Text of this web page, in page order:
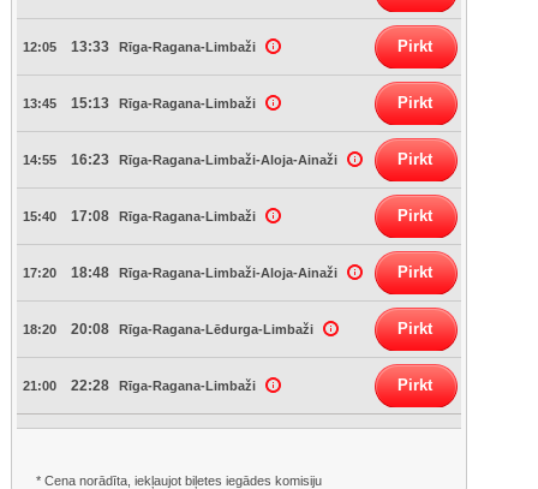
12:05 13:33 Rīga-Ragana-Limbaži Pirkt
13:45 15:13 Rīga-Ragana-Limbaži Pirkt
14:55 16:23 Rīga-Ragana-Limbaži-Aloja-Ainaži Pirkt
15:40 17:08 Rīga-Ragana-Limbaži Pirkt
17:20 18:48 Rīga-Ragana-Limbaži-Aloja-Ainaži Pirkt
18:20 20:08 Rīga-Ragana-Lēdurga-Limbaži Pirkt
21:00 22:28 Rīga-Ragana-Limbaži Pirkt
* Cena norādīta, iekļaujot biļetes iegādes komisiju